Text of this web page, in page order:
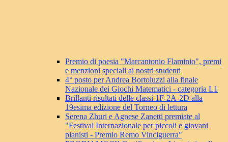
Premio di poesia "Marcantonio Flaminio", premi
e menzioni speciali ai nostri studenti
4° posto per Andrea Bortoluzzi alla finale
Nazionale dei Giochi Matematici - categoria L1
Brillanti risultati delle classi 1F-2A-2D alla
19esima edizione del Torneo di lettura
Serena Zhuri e Agnese Zanetti premiate al
"Festival Internazionale per piccoli e giovani
pianisti - Premio Remo Vinciguerra"